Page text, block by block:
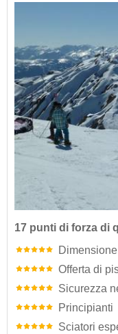
17 punti di forza di
Dimensione
Offerta di
Sicurezza
Principianti
Sciatori